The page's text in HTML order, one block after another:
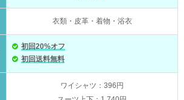
衣類・皮革・着物・浴衣
初回20%オフ
初回送料無料
ワイシャツ：396円